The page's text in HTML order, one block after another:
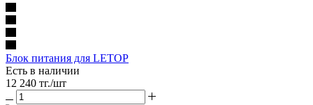
Блок питания для LETOP
Есть в наличии
12 240 тг./шт